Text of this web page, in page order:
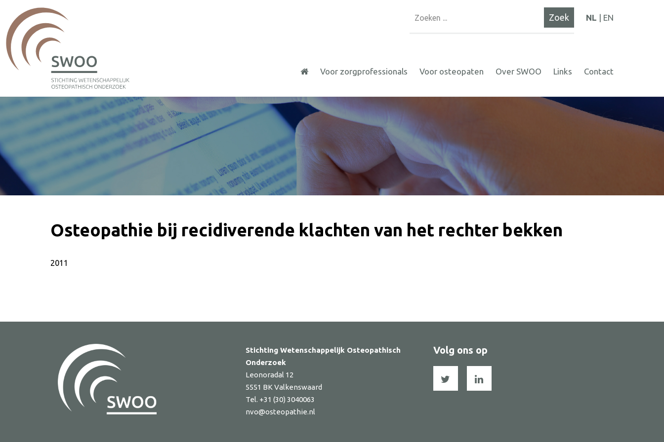
NL EN
Voor zorgprofessionals Voor osteopaten Over SWOO Links Contact
Osteopathie bij recidiverende klachten van het rechter bekken
2011
Stichting Wetenschappelijk Osteopathisch
Onderzoek
Leonoradal 12
5551 BK Valkenswaard
Tel. +31 (30) 3040063
nvo@osteopathie.nl
Volg ons op